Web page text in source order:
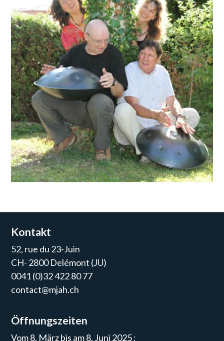
Kontakt
52, rue du 23-Juin
CH- 2800 Delémont (JU)
0041 (0)32 422 80 77
contact@mjah.ch
Öffnungszeiten
Vom 8. März bis am 8. Juni 2025 :